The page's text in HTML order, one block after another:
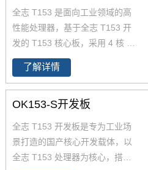
全志 T153 是面向工业领域的高
性能处理器， 基于全志 T153 开
发的 T153 核心板， 采用 4 核 C
ortex-A7+64 位 RISC-V 异构架
构，主频达 1.6GHz（A7）+600
MHz（RISC-V），兼顾高效数据
处理与实时控制需求。原生支持
了解详情
OK153-S开发板
全志 T153 开发板是专为工业场
景打造的国产核心开发载体，以
全志 T153 处理器为核心，搭载